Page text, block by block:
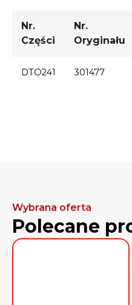
Nr.
Części
Nr.
Oryginału
DTO241 301477
Wybrana oferta
Polecane